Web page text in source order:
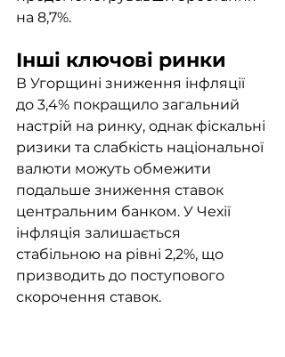
на 8,7%.
Інші ключові ринки
В Угорщині зниження інфляції
до 3,4% покращило загальний
настрій на ринку, однак фіскальні
ризики та слабкість національної
валюти можуть обмежити
подальше зниження ставок
центральним банком. У Чехії
інфляція залишається
стабільною на рівні 2,2%, що
призводить до поступового
скорочення ставок.